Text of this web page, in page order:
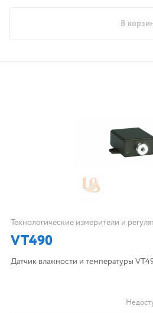
В
Технологические измерители и
VT490
Датчик влажности и температуры